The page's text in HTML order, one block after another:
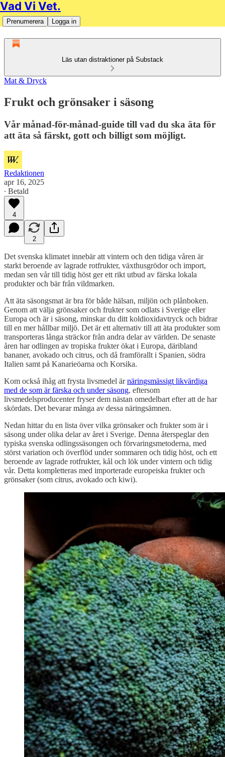
Vad Vi Vet.
Prenumerera Logga in
Läs utan distraktioner på Substack
Mat & Dryck
Frukt och grönsaker i säsong
Vår månad-för-månad-guide till vad du ska äta för
att äta så färskt, gott och billigt som möjligt.
Redaktionen
apr 16, 2025
∙ Betald
4
2
Det svenska klimatet innebär att vintern och den tidiga våren är
starkt beroende av lagrade rotfrukter, växthusgrödor och import,
medan sen vår till tidig höst ger ett rikt utbud av färska lokala
produkter och bär från vildmarken.
Att äta säsongsmat är bra för både hälsan, miljön och plånboken.
Genom att välja grönsaker och frukter som odlats i Sverige eller
Europa och är i säsong, minskar du ditt koldioxidavtryck och bidrar
till en mer hållbar miljö. Det är ett alternativ till att äta produkter som
transporteras långa sträckor från andra delar av världen. De senaste
åren har odlingen av tropiska frukter ökat i Europa, däribland
bananer, avokado och citrus, och då framförallt i Spanien, södra
Italien samt på Kanarieöarna och Korsika.
Kom också ihåg att frysta livsmedel ärnäringsmässigt likvärdiga
med de som är färska och under säsong, eftersom
livsmedelsproducenter fryser dem nästan omedelbart efter att de har
skördats. Det bevarar många av dessa näringsämnen.
Nedan hittar du en lista över vilka grönsaker och frukter som är i
säsong under olika delar av året i Sverige. Denna återspeglar den
typiska svenska odlingssäsongen och förvaringsmetoderna, med
störst variation och överflöd under sommaren och tidig höst, och ett
beroende av lagrade rotfrukter, kål och lök under vintern och tidig
vår. Detta kompletteras med importerade europeiska frukter och
grönsaker (som citrus, avokado och kiwi).